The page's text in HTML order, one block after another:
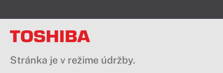
Stránka je v režime údržby.